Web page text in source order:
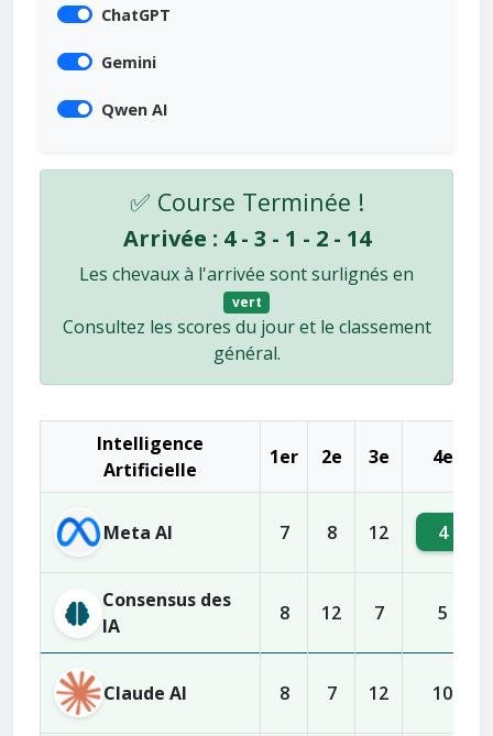
ChatGPT
Gemini
Qwen AI
✅ Course Terminée !
Arrivée : 4 - 3 - 1 - 2 - 14
Les chevaux à l'arrivée sont surlignés en
vert
Consultez les scores du jour et le classement
général.
Intelligence
Artificielle
1er 2e 3e 4e
Meta AI 7 8 12 4
Consensus des
IA
8 12 7 5
Claude AI 8 7 12 10